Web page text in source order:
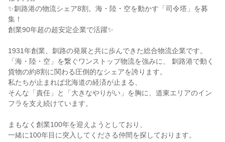
✨釧路港の物流シェア8割。海・陸・空を動かす「司令塔」を募
集！
創業90年超の超安定企業で活躍✨
1931年創業、釧路の発展と共に歩んできた総合物流企業です。
「海・陸・空」を繋ぐワンストップ物流を強みに、 釧路港で動く
貨物の約8割に関わる圧倒的なシェアを誇ります。
私たちが止まれば北海道の経済が止まる、
そんな「責任」と「大きなやりがい」を胸に、道東エリアのイン
フラを支え続けています。
まもなく創業100年を迎えようとしており、
一緒に100年目に突入してくださる仲間を探しております。